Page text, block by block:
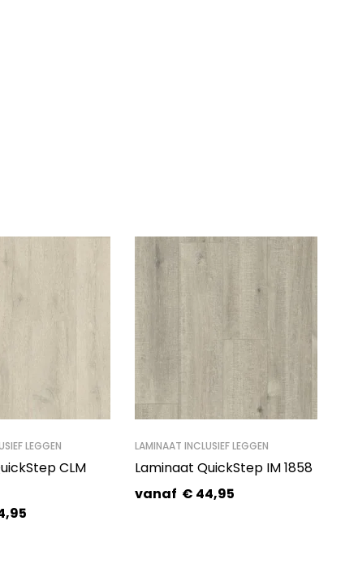
LEGGEN
CLM
LAMINAAT INCLUSIEF LEGGEN
Laminaat QuickStep IM 1858
vanaf € 44,95